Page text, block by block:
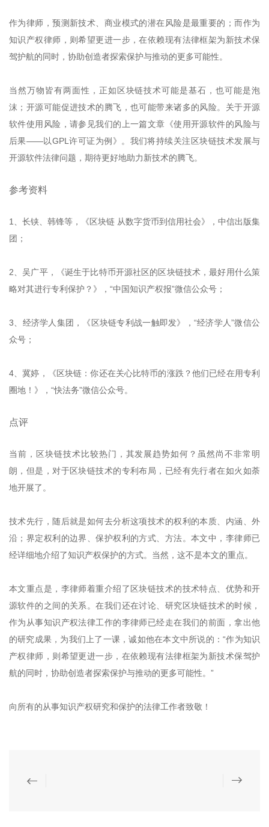
作为律师，预测新技术、商业模式的潜在风险是最重要的；而作为
知识产权律师，则希望更进一步，在依赖现有法律框架为新技术保
驾护航的同时，协助创造者探索保护与推动的更多可能性。
当然万物皆有两面性，正如区块链技术可能是基石，也可能是泡
沫；开源可能促进技术的腾飞，也可能带来诸多的风险。关于开源
软件使用风险，请参见我们的上一篇文章《使用开源软件的风险与
后果——以GPL许可证为例》。我们将持续关注区块链技术发展与
开源软件法律问题，期待更好地助力新技术的腾飞。
参考资料
1、长铗、韩锋等，《区块链 从数字货币到信用社会》，中信出版集
团；
2、吴广平，《诞生于比特币开源社区的区块链技术，最好用什么策
略对其进行专利保护？》，“中国知识产权报”微信公众号；
3、经济学人集团，《区块链专利战一触即发》，“经济学人”微信公
众号；
4、冀婷，《区块链：你还在关心比特币的涨跌？他们已经在用专利
圈地！》，“快法务”微信公众号。
点评
当前，区块链技术比较热门，其发展趋势如何？虽然尚不非常明
朗，但是，对于区块链技术的专利布局，已经有先行者在如火如荼
地开展了。
技术先行，随后就是如何去分析这项技术的权利的本质、内涵、外
沿；界定权利的边界、保护权利的方式、方法。本文中，李律师已
经详细地介绍了知识产权保护的方式。当然，这不是本文的重点。
本文重点是，李律师着重介绍了区块链技术的技术特点、优势和开
源软件的之间的关系。在我们还在讨论、研究区块链技术的时候，
作为从事知识产权法律工作的李律师已经走在我们的前面，拿出他
的研究成果，为我们上了一课，诚如他在本文中所说的：“作为知识
产权律师，则希望更进一步，在依赖现有法律框架为新技术保驾护
航的同时，协助创造者探索保护与推动的更多可能性。”
向所有的从事知识产权研究和保护的法律工作者致敬！